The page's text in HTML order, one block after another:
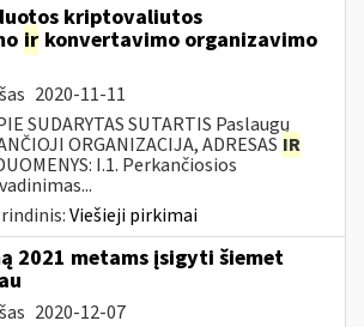
kriptovaliutos
ir konvertavimo organizavimo
2020-11-11
SUDARYTAS SUTARTIS Paslaugų
ORGANIZACIJA, ADRESAS IR
I.1. Perkančiosios
Viešieji pirkimai
2021 metams įsigyti šiemet
2020-12-07